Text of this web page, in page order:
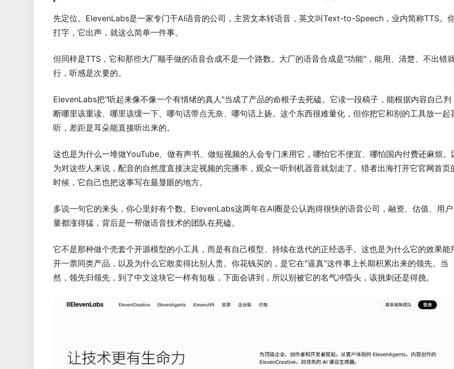
先定位。ElevenLabs是一家专门干AI语音的公司，主营文本转语音，英文叫Text-to-Speech，业内简称TTS。
打字，它出声，就这么简单一件事。
但同样是TTS，它和那些大厂顺手做的语音合成不是一个路数。大厂的语音合成是"功能"，能用、清楚、不出错
行，听感是次要的。
ElevenLabs把"听起来像不像一个有情绪的真人"当成了产品的命根子去死磕。它读一段稿子，能根据内容自己判
断哪里该重读、哪里该缓一下、哪句话带点无奈、哪句话上扬。这个东西很难量化，但你把它和别的工具放一起
听，差距是耳朵能直接听出来的。
这也是为什么一堆做YouTube、做有声书、做短视频的人会专门来用它，哪怕它不便宜、哪怕国内付费还麻烦。
为对这些人来说，配音的自然度直接决定视频的完播率，观众一听到机器音就划走了。猎者出海打开它官网首页
时候，它自己也把这事写在最显眼的地方。
多说一句它的来头，你心里好有个数。ElevenLabs这两年在AI圈是公认跑得很快的语音公司，融资、估值、用户
量都涨得猛，背后是一帮做语音技术的团队在死磕。
它不是那种做个壳套个开源模型的小工具，而是有自己模型、持续在迭代的正经选手。这也是为什么它的效果能
开一票同类产品，以及为什么它敢卖得比别人贵。你花钱买的，是它在"逼真"这件事上长期积累出来的领先。当
然，领先归领先，到了中文这块它一样有短板，下面会讲到，所以别被它的名气冲昏头，该挑刺还是得挑。